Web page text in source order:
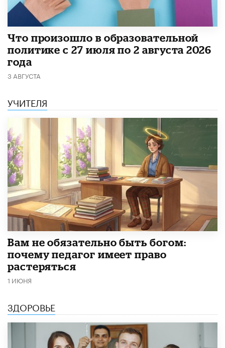
​Что произошло в образовательной
политике с 27 июля по 2 августа 2026
года
3 АВГУСТА
УЧИТЕЛЯ
​Вам не обязательно быть богом:
почему педагог имеет право
растеряться
1 ИЮНЯ
ЗДОРОВЬЕ